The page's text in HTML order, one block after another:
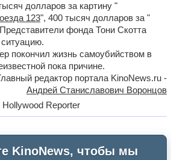
долларов за картину "
123", 400 тысяч долларов за "
фонда Тони Скотта
покончил жизнь самоубийством в
пока причине.
редактор портала KinoNews.ru -
Андрей Станиславович Воронцов
Hollywood Reporter
KinoNews, чтобы мы